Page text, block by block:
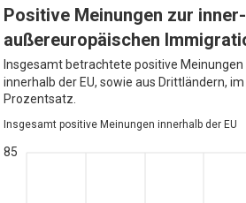
Positive Meinungen zur
außereuropäischen
Insgesamt betrachtete positive
innerhalb der EU, sowie aus Drittländern, im
Prozentsatz.
Insgesamt positive Meinungen innerhalb der EU
85